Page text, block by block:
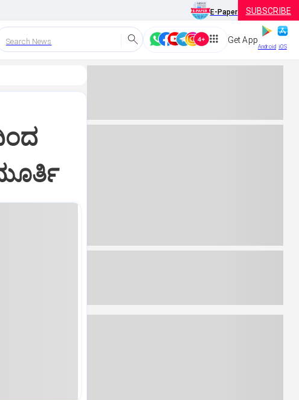
E-Paper SUBSCRIBE
Search News Get App
Android iOS